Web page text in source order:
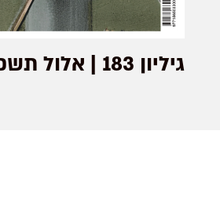
גיליון 183 | אלול תשפ”ה